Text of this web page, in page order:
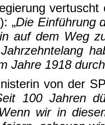
„Die Einführung
auf dem Weg
Jahre 1918
von der
100 Jahren
wir in